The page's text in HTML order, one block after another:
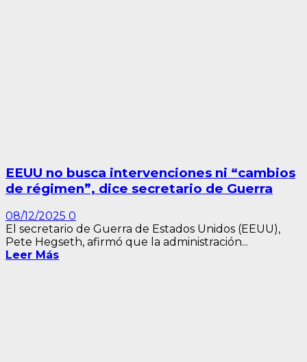
EEUU no busca intervenciones ni “cambios
de régimen”, dice secretario de Guerra
08/12/2025 0
El secretario de Guerra de Estados Unidos (EEUU),
Pete Hegseth, afirmó que la administración...
Leer Más